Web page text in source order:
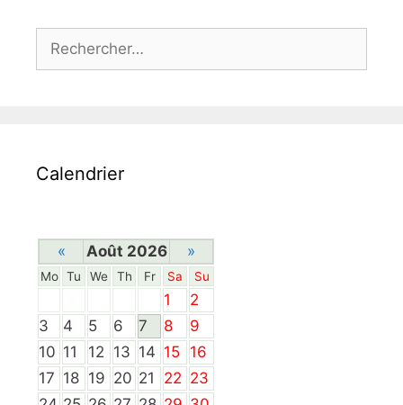
Rechercher :
Calendrier
« Août 2026 »
Mo Tu We Th Fr Sa Su
1
2
3
4 5 6 7 8
9
10 11 12 13 14 15 16
17 18 19 20 21 22 23